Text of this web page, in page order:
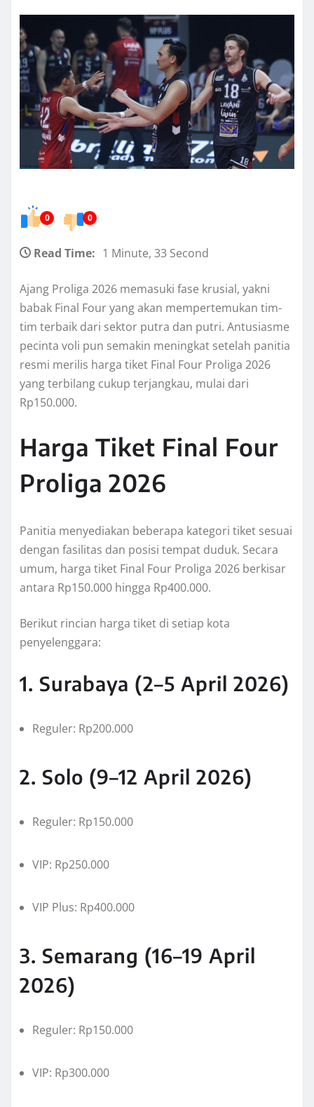
0 0
Read Time: 1 Minute, 33 Second
Ajang Proliga 2026 memasuki fase krusial, yakni
babak Final Four yang akan mempertemukan tim-
tim terbaik dari sektor putra dan putri. Antusiasme
pecinta voli pun semakin meningkat setelah panitia
resmi merilis harga tiket Final Four Proliga 2026
yang terbilang cukup terjangkau, mulai dari
Rp150.000.
Harga Tiket Final Four
Proliga 2026
Panitia menyediakan beberapa kategori tiket sesuai
dengan fasilitas dan posisi tempat duduk. Secara
umum, harga tiket Final Four Proliga 2026 berkisar
antara Rp150.000 hingga Rp400.000.
Berikut rincian harga tiket di setiap kota
penyelenggara:
1. Surabaya (2–5 April 2026)
Reguler: Rp200.000
2. Solo (9–12 April 2026)
Reguler: Rp150.000
VIP: Rp250.000
VIP Plus: Rp400.000
3. Semarang (16–19 April
2026)
Reguler: Rp150.000
VIP: Rp300.000